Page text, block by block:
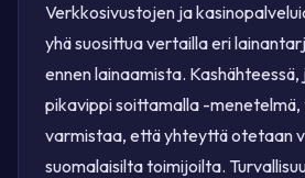
Verkkosivustojen ja
yhä suosittua vertailla eri
ennen lainaamista.
pikavippi soittamalla -menetelmä,
varmistaa, että yhteyttä otetaan
suomalaisilta toimijoilta.